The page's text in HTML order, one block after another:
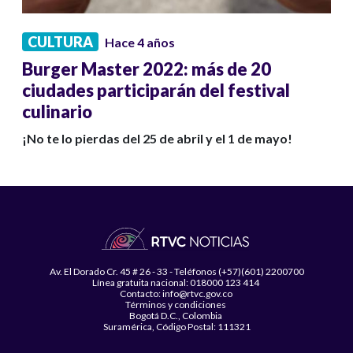
CULTURA Hace 4 años
Burger Master 2022: más de 20
ciudades participarán del festival
culinario
¡No te lo pierdas del 25 de abril y el 1 de mayo!
Av. El Dorado Cr. 45 # 26 - 33 - Teléfonos (+57)(601) 2200700
Línea gratuita nacional: 018000 123 414
Contacto: info@rtvc.gov.co
Términos y condiciones
Bogotá D.C., Colombia
Suramérica, Código Postal: 111321